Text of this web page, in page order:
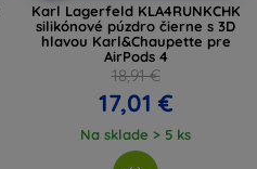
Karl Lagerfeld KLA4RUNKCHK
silikónové púzdro čierne s 3D
hlavou Karl&Chaupette pre
AirPods 4
18,91 €
17,01 €
Na sklade > 5 ks